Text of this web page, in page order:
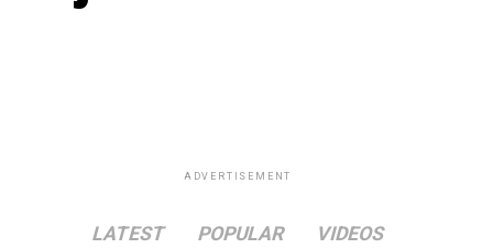
ADVERTISEMENT
LATEST POPULAR VIDEOS